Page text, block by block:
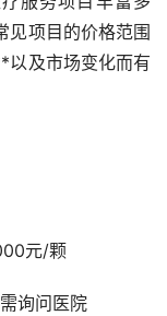
见项目的价格范围
以及市场变化而有
元/颗
询问医院